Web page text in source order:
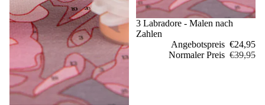
Sale
3 Labradore - Malen nach
Zahlen
Angebotspreis €24,95
Normaler Preis €39,95